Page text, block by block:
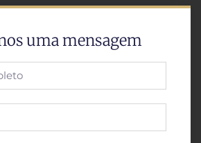
uma mensagem